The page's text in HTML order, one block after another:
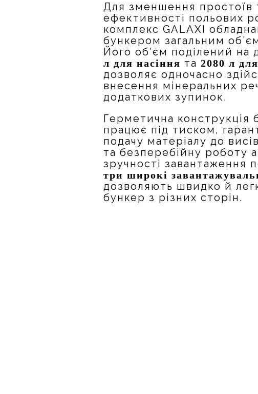
Для зменшення простоїв
ефективності польових
комплекс GALAXI
бункером загальним
Його об’єм поділений на
л для насіння та2080 л
дозволяє одночасно
внесення мінеральних
додаткових зупинок.
Герметична конструкція
працює під тиском,
подачу матеріалу до
та безперебійну роботу
зручності завантаження
три широкі
дозволяють швидко й
бункер з різних сторін.